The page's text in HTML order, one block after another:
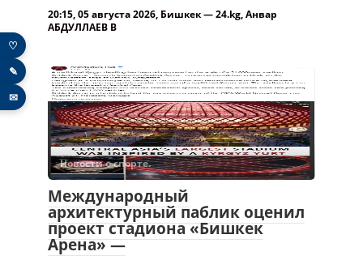
20:15, 05 августа 2026, Бишкек — 24.kg, Анвар
АБДУЛЛАЕВ В
Новости о спорте.
Международный
архитектурный паблик оценил
проект стадиона «Бишкек
Арена» —
♡
✎
✉